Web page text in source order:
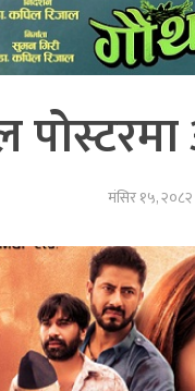
मंसिर १५, २०८२